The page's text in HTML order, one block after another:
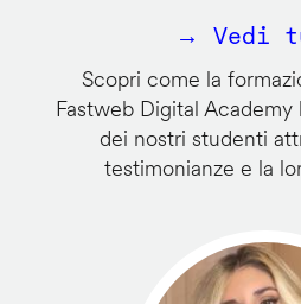
→ Vedi
Scopri come la
Fastweb Digital
dei nostri studenti
testimonianze e la